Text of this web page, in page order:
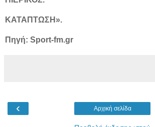
ΚΑΤΑΠΤΩΣΗ».
Πηγή: Sport-fm.gr
‹ Αρχική σελίδα